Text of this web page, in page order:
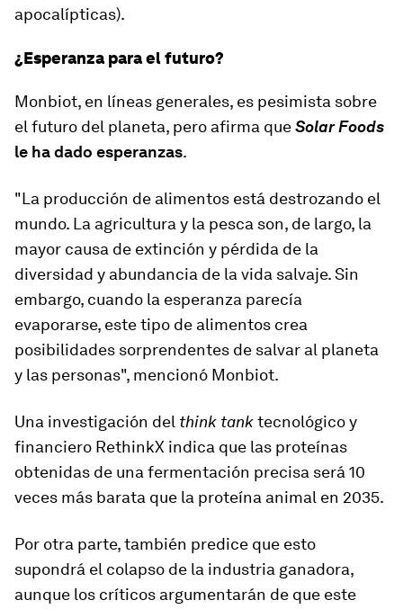
apocalípticas).
¿Esperanza para el futuro?
Monbiot, en líneas generales, es pesimista sobre
el futuro del planeta, pero afirma queSolar Foods
le ha dado esperanzas.
"La producción de alimentos está destrozando el
mundo. La agricultura y la pesca son, de largo, la
mayor causa de extinción y pérdida de la
diversidad y abundancia de la vida salvaje. Sin
embargo, cuando la esperanza parecía
evaporarse, este tipo de alimentos crea
posibilidades sorprendentes de salvar al planeta
y las personas", mencionó Monbiot.
Una investigación del think tanktecnológico y
financiero RethinkX indica que las proteínas
obtenidas de una fermentación precisa será 10
veces más barata que la proteína animal en 2035.
Por otra parte, también predice que esto
supondrá el colapso de la industria ganadora,
aunque los críticos argumentarán de que este